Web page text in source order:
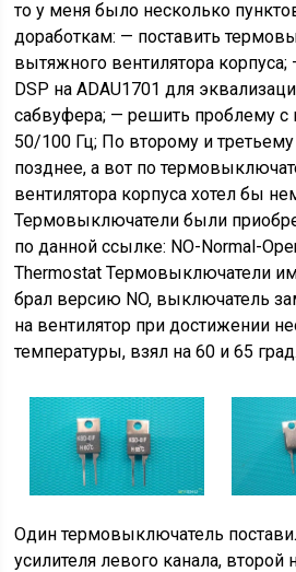
то у меня было несколько
доработкам: — поставить
вытяжного вентилятора корпуса;
DSP на ADAU1701 для
сабвуфера; — решить проблему
50/100 Гц; По второму и третьему
позднее, а вот по
вентилятора корпуса хотел бы
Термовыключатели были
по данной ccылке: NO-Normal-
Thermostat Термовыключатели
брал версию NO, выключатель
на вентилятор при достижении
температуры, взял на 60 и 65 град.
Один термовыключатель
усилителя левого канала, второй